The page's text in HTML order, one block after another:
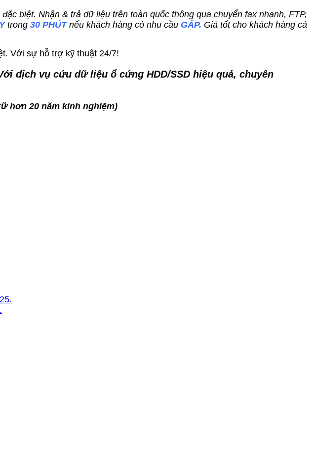
biệt. Nhận & trả dữ liệu trên toàn quốc thông qua chuyển fax nhanh, FTP,
trong 30 PHÚTnếu khách hàng có nhu cầu GẤP. Giá tốt cho khách hàng cá
Với sự hỗ trợ kỹ thuật 24/7!
dịch vụ cứu dữ liệu ổ cứng HDD/SSD hiệu quả, chuyên
hơn 20 năm kinh nghiệm)